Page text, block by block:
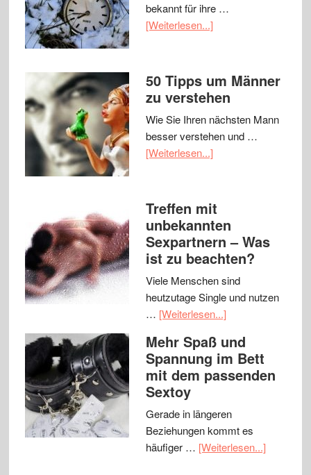
bekannt für ihre …
[Weiterlesen...]
50 Tipps um Männer
zu verstehen
Wie Sie Ihren nächsten Mann
besser verstehen und …
[Weiterlesen...]
Treffen mit
unbekannten
Sexpartnern – Was
ist zu beachten?
Viele Menschen sind
heutzutage Single und nutzen
… [Weiterlesen...]
Mehr Spaß und
Spannung im Bett
mit dem passenden
Sextoy
Gerade in längeren
Beziehungen kommt es
häufiger … [Weiterlesen...]